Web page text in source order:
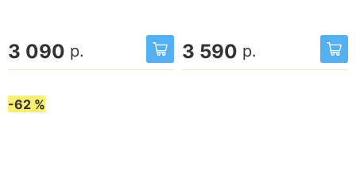
3 090 р. 3 590 р.
-62 %